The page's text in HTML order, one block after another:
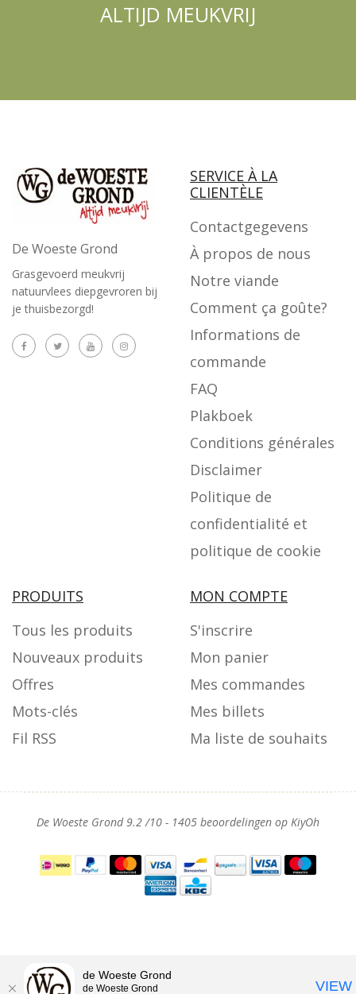
ALTIJD MEUKVRIJ
De Woeste Grond
Grasgevoerd meukvrij
natuurvlees diepgevroren bij
je thuisbezorgd!
SERVICE À LA
CLIENTÈLE
Contactgegevens
À propos de nous
Notre viande
Comment ça goûte?
Informations de
commande
FAQ
Plakboek
Conditions générales
Disclaimer
Politique de
confidentialité et
politique de cookie
PRODUITS
Tous les produits
Nouveaux produits
Offres
Mots-clés
Fil RSS
MON COMPTE
S'inscrire
Mon panier
Mes commandes
Mes billets
Ma liste de souhaits
De Woeste Grond9.2/10 - 1405 beoordelingen op KiyOh
de Woeste Grond
de Woeste Grond VIEW